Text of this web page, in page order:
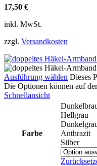
17,50 €
inkl. MwSt.
zzgl. Versandkosten
Ausführung wählen Dieses
Die Optionen können auf
Schnellansicht
Farbe
Hellgrau
Anthrazit
Silber